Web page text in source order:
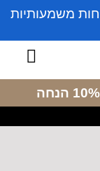
משמעותיות